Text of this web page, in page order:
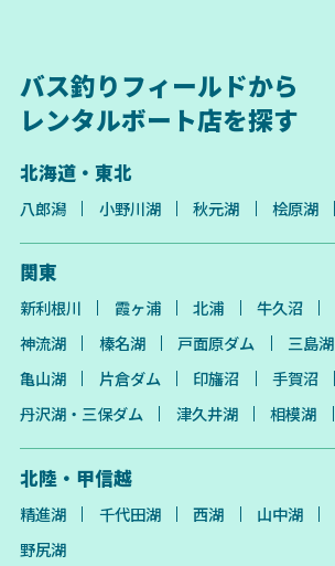
バス釣りフィールドから
レンタルボート店を探す
北海道・東北
八郎潟 小野川湖 秋元湖 桧原湖
関東
新利根川 霞ヶ浦 北浦 牛久沼
神流湖
榛名湖 戸面原ダム 三島湖
亀山湖
片倉ダム 印旛沼
手賀沼
丹沢湖・三保ダム
津久井湖 相模湖
北陸・甲信越
精進湖 千代田湖 西湖 山中湖
野尻湖